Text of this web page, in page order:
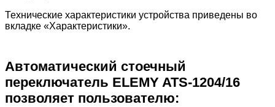
Технические характеристики устройства приведены во
вкладке «Характеристики».
Автоматический стоечный
переключатель ELEMY ATS-1204/16
позволяет пользователю: